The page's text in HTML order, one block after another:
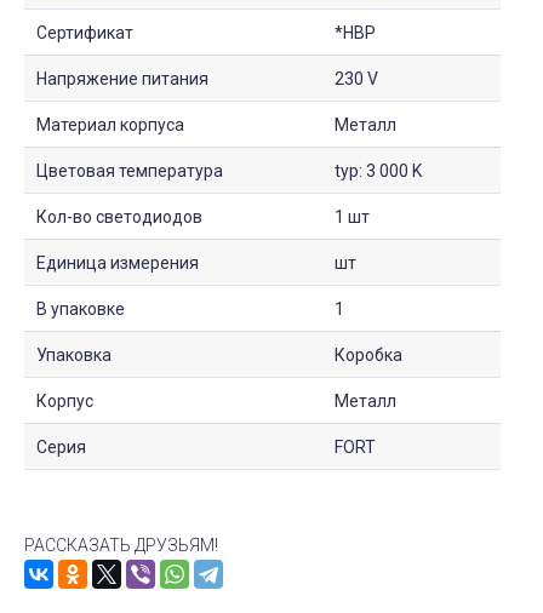
Сертификат *НВР
Напряжение питания 230 V
Материал корпуса Металл
Цветовая температура typ: 3 000 K
Кол-во светодиодов 1 шт
Единица измерения шт
В упаковке 1
Упаковка Коробка
Корпус Металл
Серия FORT
РАССКАЗАТЬ ДРУЗЬЯМ!